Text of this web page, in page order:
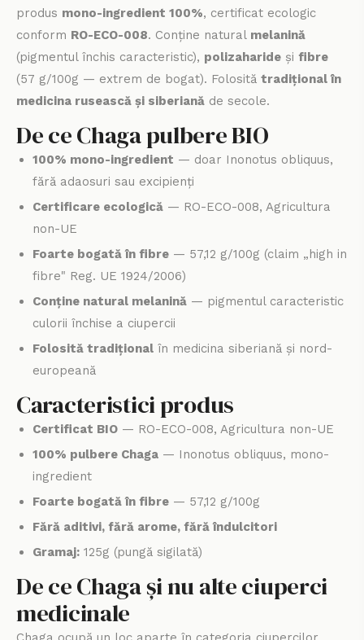
produs mono-ingredient 100%, certificat ecologic
conform RO-ECO-008. Conține natural melanină
(pigmentul închis caracteristic), polizaharide și fibre
(57 g/100g — extrem de bogat). Folosită tradițional în
medicina rusească și siberiană de secole.
De ce Chaga pulbere BIO
100% mono-ingredient — doar Inonotus obliquus,
fără adaosuri sau excipienți
Certificare ecologică — RO-ECO-008, Agricultura
non-UE
Foarte bogată în fibre — 57,12 g/100g (claim „high in
fibre" Reg. UE 1924/2006)
Conține natural melanină — pigmentul caracteristic
culorii închise a ciupercii
Folosită tradițional în medicina siberiană și nord-
europeană
Caracteristici produs
Certificat BIO — RO-ECO-008, Agricultura non-UE
100% pulbere Chaga — Inonotus obliquus, mono-
ingredient
Foarte bogată în fibre — 57,12 g/100g
Fără aditivi, fără arome, fără îndulcitori
Gramaj: 125g (pungă sigilată)
De ce Chaga și nu alte ciuperci
medicinale